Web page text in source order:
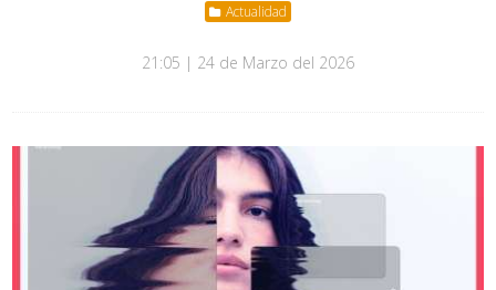
Actualidad
21:05 | 24 de Marzo del 2026